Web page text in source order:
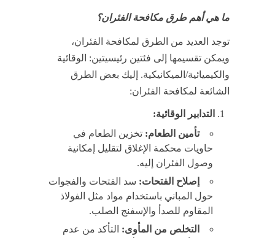
ما هي أهم طرق مكافحة الفئران؟
توجد العديد من الطرق لمكافحة الفئران،
ويمكن تقسيمها إلى فئتين رئيسيتين: الوقائية
والكيميائية/الميكانيكية. إليك بعض الطرق
الشائعة لمكافحة الفئران:
التدابير الوقائية:
تأمين الطعام: تخزين الطعام في
حاويات محكمة الإغلاق لتقليل إمكانية
وصول الفئران إليه.
إصلاح الفتحات: سد الفتحات والفجوات
حول المباني باستخدام مواد مثل الفولاذ
المقاوم للصدأ والإسفنج الصلب.
التخلص من المأوى: التأكد من عدم